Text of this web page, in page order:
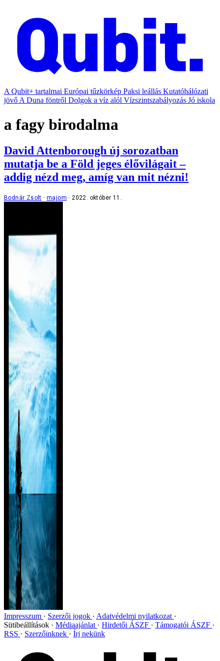
A Qubit+ tartalmai Európai tűzkörkép Paksi leállás Kutatóhálózati
jövő A Duna föntről Dolgok a víz alól Vízszintszabályozás Jó iskola
a fagy birodalma
David Attenborough új sorozatban
mutatja be a Föld jeges élővilágait –
addig nézd meg, amíg van mit nézni!
Bodnár Zsolt majom 2022. október 11.
Impresszum Szerzői jogok
Adatvédelmi nyilatkozat
Sütibeállítások
Médiaajánlat Hirdetői ÁSZF
Támogatói ÁSZF
RSS
Szerzőinknek Írj nekünk